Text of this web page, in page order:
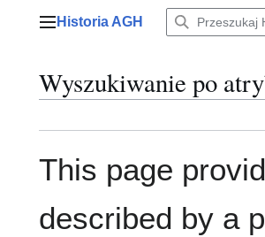
Menu główne
Historia AGH
Wyszukiwanie po
This page
described by a